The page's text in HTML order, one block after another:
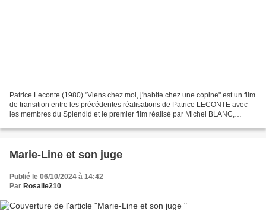
Patrice Leconte (1980) "Viens chez moi, j'habite chez une copine" est un film
de transition entre les précédentes réalisations de Patrice LECONTE avec
les membres du Splendid et le premier film réalisé par Michel BLANC,
Marie-Line et son juge
Publié le 06/10/2024 à 14:42
Par Rosalie210